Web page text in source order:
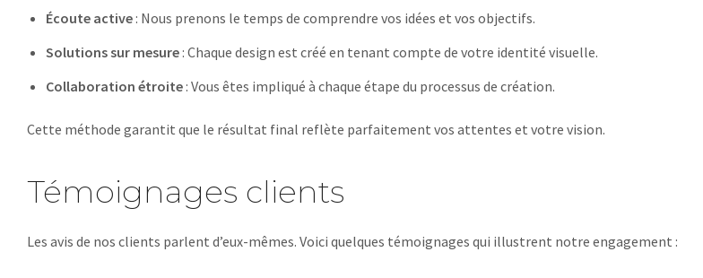
Écoute active: Nous prenons le temps de comprendre vos idées et vos objectifs.
Solutions sur mesure: Chaque design est créé en tenant compte de votre identité visuelle.
Collaboration étroite: Vous êtes impliqué à chaque étape du processus de création.
Cette méthode garantit que le résultat final reflète parfaitement vos attentes et votre vision.
Témoignages clients
Les avis de nos clients parlent d’eux-mêmes. Voici quelques témoignages qui illustrent notre engagement :